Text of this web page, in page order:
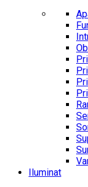
Iluminat